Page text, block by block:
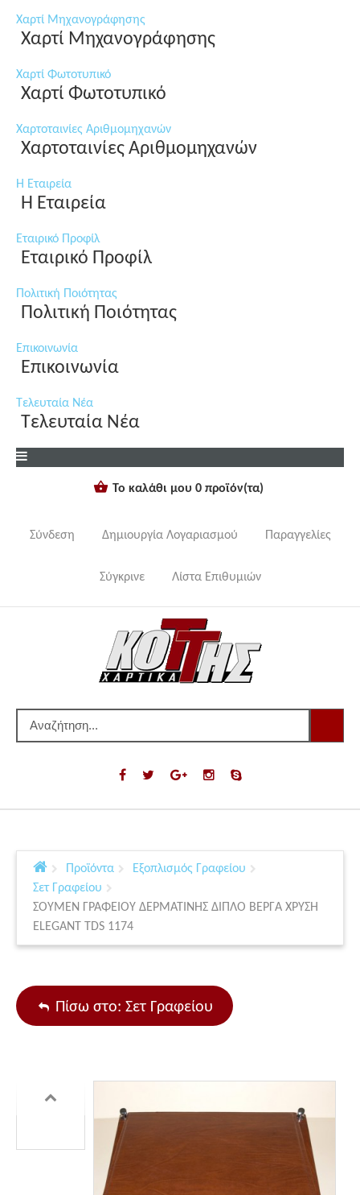
Χαρτί Μηχανογράφησης
Χαρτί Μηχανογράφησης
Χαρτί Φωτοτυπικό
Χαρτί Φωτοτυπικό
Χαρτοταινίες Αριθμομηχανών
Χαρτοταινίες Αριθμομηχανών
Η Εταιρεία
Η Εταιρεία
Εταιρικό Προφίλ
Εταιρικό Προφίλ
Πολιτική Ποιότητας
Πολιτική Ποιότητας
Επικοινωνία
Επικοινωνία
Τελευταία Νέα
Τελευταία Νέα
Το καλάθι μου 0 προϊόν(τα)
Σύνδεση Δημιουργία Λογαριασμού Παραγγελίες
Σύγκρινε Λίστα Επιθυμιών
Προϊόντα
Εξοπλισμός Γραφείου
Σετ Γραφείου
ΣΟΥΜΕΝ ΓΡΑΦΕΙΟΥ ΔΕΡΜΑΤΙΝΗΣ ΔΙΠΛΟ ΒΕΡΓΑ ΧΡΥΣΗ
ELEGANT TDS 1174
Πίσω στο: Σετ Γραφείου